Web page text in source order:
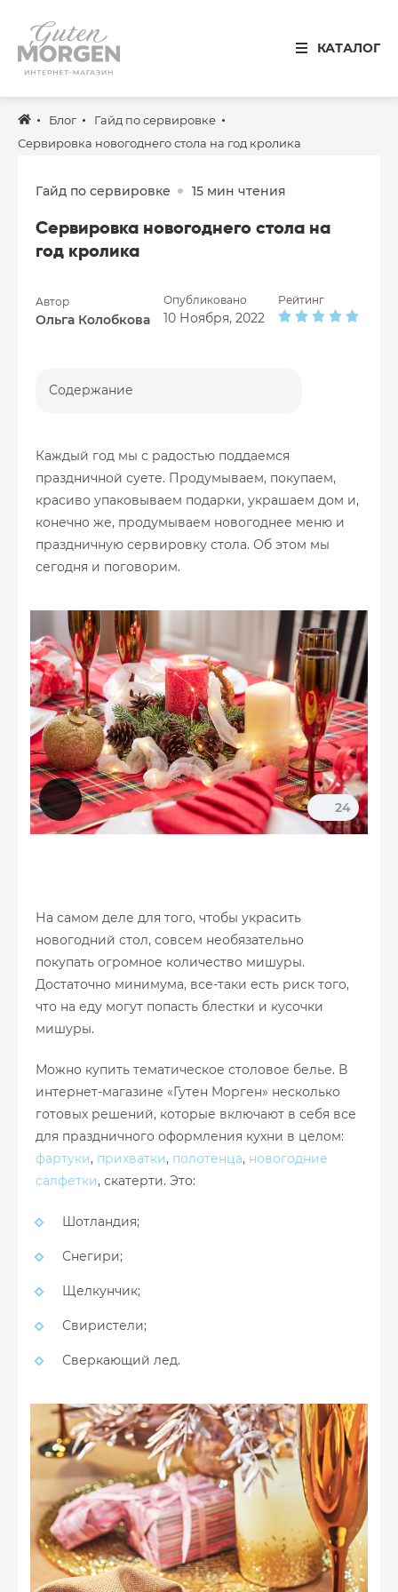
КАТАЛОГ
Иваново
8 800 100 34 50
Звонок по России бесплатный
Спальня
Столовая
Детская
Готовые решения
Блог
Гайд по сервировке
Сервировка новогоднего стола на год кролика
Гайд по сервировке 15 мин чтения
Сервировка новогоднего стола на
год кролика
Автор
Ольга Колобкова
Опубликовано
10 Ноября, 2022
Рейтинг
Содержание
Каждый год мы с радостью поддаемся
праздничной суете. Продумываем, покупаем,
красиво упаковываем подарки, украшаем дом и,
конечно же, продумываем новогоднее меню и
праздничную сервировку стола. Об этом мы
сегодня и поговорим.
24
На самом деле для того, чтобы украсить
новогодний стол, совсем необязательно
покупать огромное количество мишуры.
Достаточно минимума, все-таки есть риск того,
что на еду могут попасть блестки и кусочки
мишуры.
Можно купить тематическое столовое белье. В
интернет-магазине «Гутен Морген» несколько
готовых решений, которые включают в себя все
для праздничного оформления кухни в целом:
фартуки, прихватки, полотенца, новогодние
салфетки, скатерти. Это:
Шотландия;
Снегири;
Щелкунчик;
Свиристели;
Сверкающий лед.